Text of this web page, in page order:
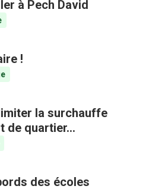
à Pech David
!
la surchauffe
de quartier...
des écoles